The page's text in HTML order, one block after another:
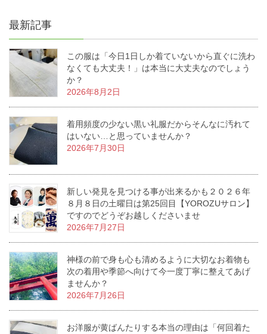
最新記事
この服は「今日1日しか着ていないから直ぐに洗わ
なくても大丈夫！」は本当に大丈夫なのでしょう
か？
2026年8月2日
着用頻度の少ない黒い礼服だからそんなに汚れて
はいない…と思っていませんか？
2026年7月30日
新しい発見を見つける事が出来るかも２０２６年
８月８日の土曜日は第25回目【YOROZUサロン】
ですのでどうぞお越しくださいませ
2026年7月27日
神様の前で身も心も清めるように大切なお着物も
次の着用や季節へ向けて今一度丁寧に整えてあげ
ませんか？
2026年7月26日
お洋服が黄ばんたりする本当の理由は「何回着た